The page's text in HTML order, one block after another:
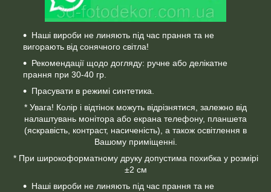
Наші вироби не линяють під час прання та не
вигорають від сонячного світла!
Рекомендації щодо догляду: ручне або делікатне
прання при 30-40 гр.
Прасувати в режимі синтетика.
* Увага! Колір і відтінок можуть відрізнятися, залежно від
налаштувань монітора або екрана телефону, планшета
(яскравість, контраст, насиченість), а також освітлення в
Вашому приміщенні.
* При широкоформатному друку допустима похибка у розмірі
±2 см
Наші вироби не линяють під час прання та не